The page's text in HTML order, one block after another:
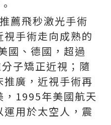
薦飛秒激光手術
手術走向成熟的
國、德國，超過
子矯正近視；隨
廣，近視手術再
1995年美國航天
用於太空人，震